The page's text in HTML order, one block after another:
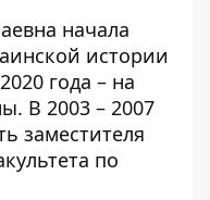
начала
истории
года – на
В 2003 – 2007
заместителя
по